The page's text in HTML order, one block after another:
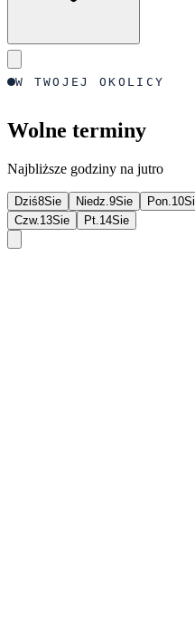
W TWOJEJ OKOLICY
Wolne terminy
Najbliższe godziny na jutro
Dziś8Sie Niedz. 9Sie Pon. 10
Czw. 13Sie Pt. 14Sie